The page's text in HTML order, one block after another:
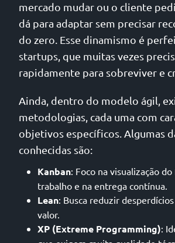
mercado mudar ou o cliente
dá para adaptar sem precisar
do zero. Esse dinamismo é
startups, que muitas vezes
rapidamente para sobreviver e
Ainda, dentro do modelo ágil,
metodologias, cada uma com
objetivos específicos. Algumas
conhecidas são:
Kanban: Foco na visualização
trabalho e na entrega contínua.
Lean: Busca reduzir
valor.
XP (Extreme Programming):